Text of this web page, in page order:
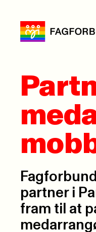
partner i
fram til at